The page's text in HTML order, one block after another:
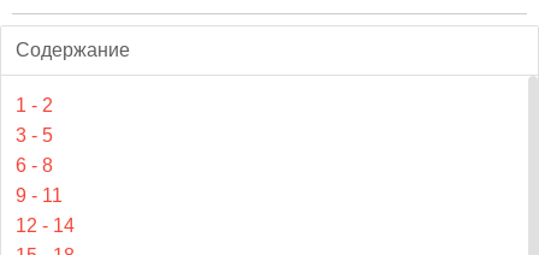
Содержание
1 - 2
3 - 5
6 - 8
9 - 11
12 - 14